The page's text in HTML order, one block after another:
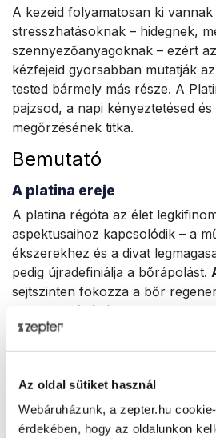
Az oldal sütiket használ
Webáruházunk, a zepter.hu
érdekében, hogy az oldalunkon
A kezeid folyamatosan ki
stresszhatásoknak – hidegnek,
szennyezőanyagoknak – ezért
kézfejeid gyorsabban mutatják
tested bármely más része. A
pajzsod, a napi kényeztetésed
megőrzésének titka.
Bemutató
A platina ereje
A platina régóta az élet
aspektusaihoz kapcsolódik – a
ékszerekhez és a divat
pedig újradefiniálja a bőrápolást.
sejtszinten fokozza a bőr
rugalmasságát és fokozza a
hatásával segít helyreállítani a
egyensúlyát, így az láthatóan
alábbi összetevőkkel védi és